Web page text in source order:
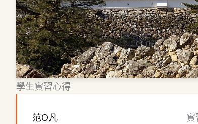
學生實習心得
范O凡 實